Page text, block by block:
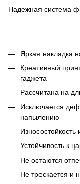
Надежная система
Яркая накладка
Креативный
гаджета
Рассчитана на
Исключается
напылению
Устойчивость к
Не остаются
Не трескается и